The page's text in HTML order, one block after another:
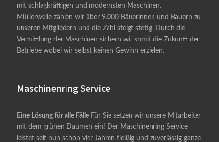
mit schlagkräftigen und modernsten Maschinen.
Mittlerweile zählen wir über 9.000 Bäuerinnen und Bauern zu
unseren Mitgliedern und die Zahl steigt stetig. Durch die
Vermittlung der Maschinen sichern wir somit die Zukunft der
Betriebe wobei wir selbst keinen Gewinn erzielen.
Maschinenring Service
Eine Lösung für alle Fälle Für Sie setzen wir unsere Mitarbeiter
mit dem grünen Daumen ein! Der Maschinenring Service
leistet seit nun schon vier Jahren fleißig und zuverlässig ganze